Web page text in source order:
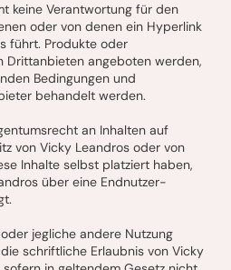
keine Verantwortung für den
oder von denen ein Hyperlink
führt. Produkte oder
Drittanbieten angeboten werden,
Bedingungen und
behandelt werden.
an Inhalten auf
von Vicky Leandros oder von
Inhalte selbst platziert haben,
über eine Endnutzer-
jegliche andere Nutzung
schriftliche Erlaubnis von Vicky